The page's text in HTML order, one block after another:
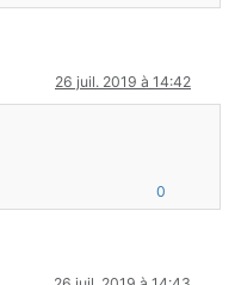
26 juil. 2019 à 14:42
0